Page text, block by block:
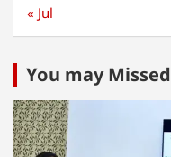
« Jul
You may Missed